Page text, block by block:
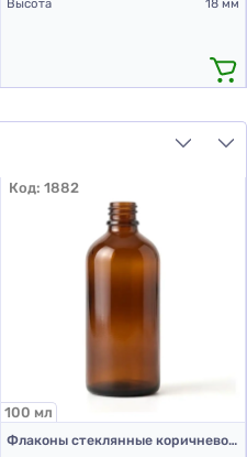
Высота
18 мм
Код: 1882
100 мл
Флаконы стеклянные коричневого цвета с винтовой горловиной 100 мл, DIN 18, для Л-С (стеклянные флаконы 100 мл)